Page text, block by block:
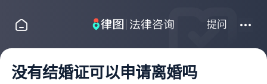
提问
没有结婚证可以申请离婚吗